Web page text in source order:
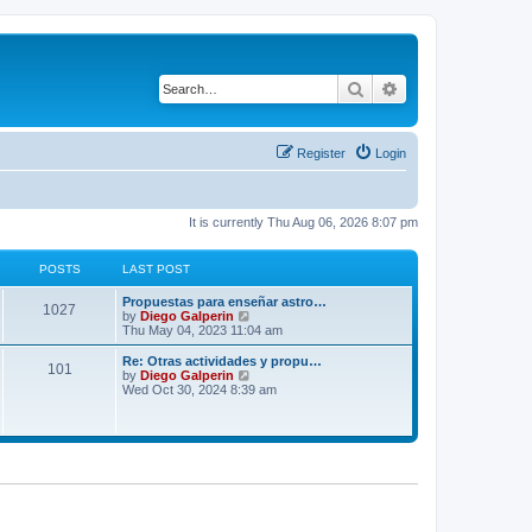
Search
Login
Register
It is currently Thu Aug 06, 2026 8:07 pm
POSTS LAST POST
1027
Propuestas para enseñar astro…
by Diego Galperin
i
e
w
h
t
t
Thu May 04, 2023 11:04 am
101
Re: Otras actividades y propu…
by Diego Galperin
i
h
a
Wed Oct 30, 2024 8:39 am